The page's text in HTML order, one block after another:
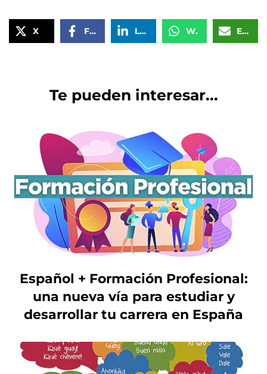
X Facebook LinkedIn WhatsApp Email
Te pueden interesar...
Español + Formación Profesional:
una nueva vía para estudiar y
desarrollar tu carrera en España